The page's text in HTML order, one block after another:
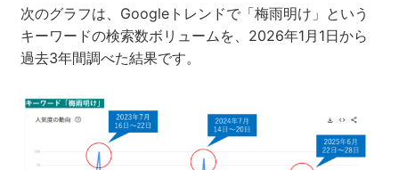
次のグラフは、Googleトレンドで「梅雨明け」という
キーワードの検索数ボリュームを、2026年1月1日から
過去3年間調べた結果です。